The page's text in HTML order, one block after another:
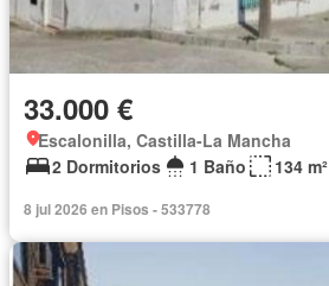
33.000 €
Escalonilla, Castilla-La Mancha
2 Dormitorios
1 Baño 134 m²
8 jul 2026 en Pisos - 533778